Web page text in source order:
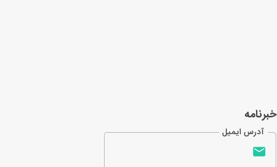
خبرنامه
آدرس ایمیل